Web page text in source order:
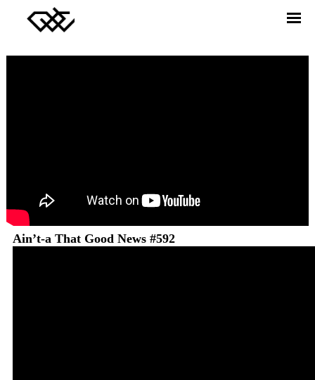
Ain’t-a That Good News #592
facebook
YouTube